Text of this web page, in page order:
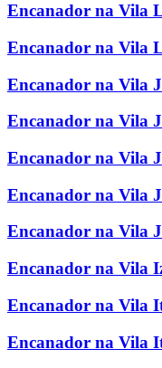
Encanador na Vila
Encanador na Vila
Encanador na Vila
Encanador na Vila
Encanador na Vila
Encanador na Vila
Encanador na Vila
Encanador na Vila
Encanador na Vila
Encanador na Vila